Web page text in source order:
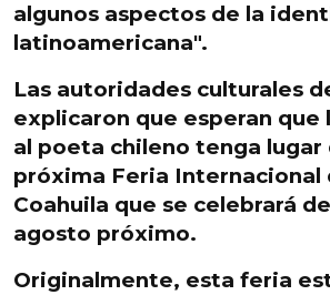
algunos aspectos de la
latinoamericana".
Las autoridades culturales
explicaron que esperan que
al poeta chileno tenga lugar
próxima Feria Internacional
Coahuila que se celebrará
agosto próximo.
Originalmente, esta feria